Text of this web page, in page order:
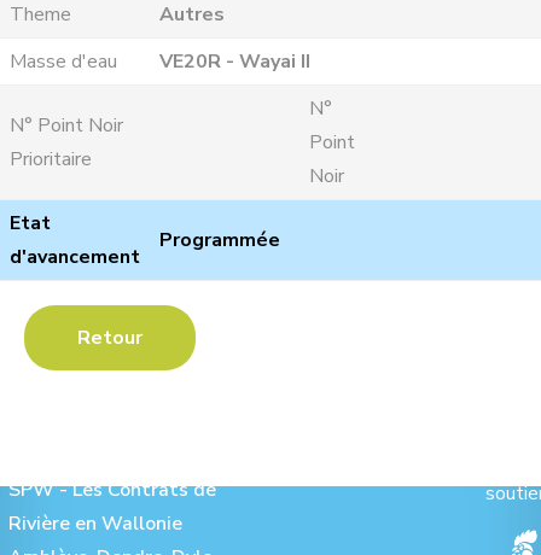
Theme
Autres
Masse d'eau
VE20R - Wayai II
N° Point Noir
Prioritaire
N°
Point
Noir
Etat
d'avancement
Programmée
Retour
SPW - Les Contrats de
Rivière en Wallonie